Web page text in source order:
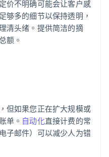
价不明确可能会让客户感
够多的细节以保持透明，
清头绪。提供简洁的摘
额。
但如果您正在扩大规模或
单。 自动化直接计费的常
子邮件）可以减少人为错